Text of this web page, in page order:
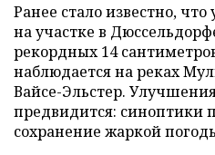
Ранее стало известно,
на участке в
рекордных 14
наблюдается на реках
Вайсе-Эльстер.
предвидится: синоптики
сохранение жаркой